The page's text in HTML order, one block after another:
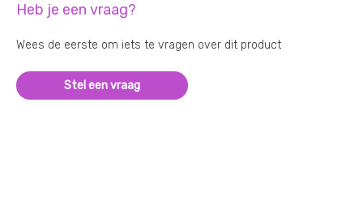
Heb je een vraag?
Wees de eerste om iets te vragen over dit product
Stel een vraag